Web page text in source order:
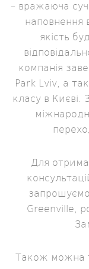
– вражаюча
наповнення
якість
компанія
Park Lviv, а
класу в
Для
Greenville,
Також можна